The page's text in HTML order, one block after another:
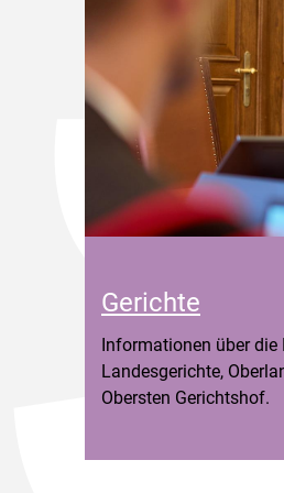
Gerichte
Informationen über die
Landesgerichte,
Obersten Gerichtshof.